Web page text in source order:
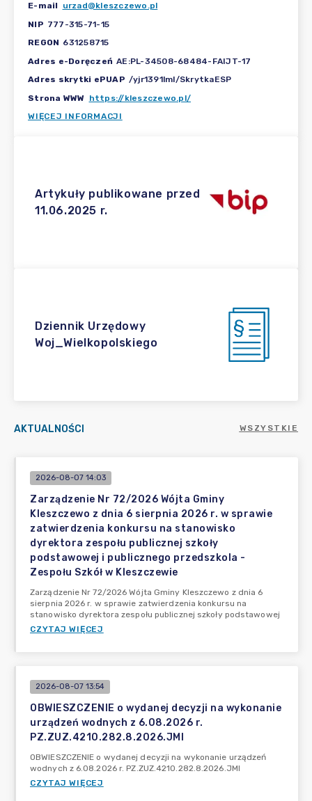
E-mail
urzad@kleszczewo.pl
NIP 777-315-71-15
REGON 631258715
Adres e-Doręczeń AE:PL-34508-68484-FAIJT-17
Adres skrytki ePUAP /yjr1391lml/SkrytkaESP
Strona WWW https://kleszczewo.pl/
WIĘCEJ INFORMACJI
Artykuły publikowane przed
11.06.2025 r.
Dziennik Urzędowy
Woj_Wielkopolskiego
AKTUALNOŚCI WSZYSTKIE
2026-08-07 14:03
Zarządzenie Nr 72/2026 Wójta Gminy
Kleszczewo z dnia 6 sierpnia 2026 r. w sprawie
zatwierdzenia konkursu na stanowisko
dyrektora zespołu publicznej szkoły
podstawowej i publicznego przedszkola -
Zespołu Szkół w Kleszczewie
Zarządzenie Nr 72/2026 Wójta Gminy Kleszczewo z dnia 6
sierpnia 2026 r. w sprawie zatwierdzenia konkursu na
stanowisko dyrektora zespołu publicznej szkoły podstawowej
CZYTAJ WIĘCEJ
2026-08-07 13:54
OBWIESZCZENIE o wydanej decyzji na wykonanie
urządzeń wodnych z 6.08.2026 r.
PZ.ZUZ.4210.282.8.2026.JMI
OBWIESZCZENIE o wydanej decyzji na wykonanie urządzeń
wodnych z 6.08.2026 r. PZ.ZUZ.4210.282.8.2026.JMI
CZYTAJ WIĘCEJ